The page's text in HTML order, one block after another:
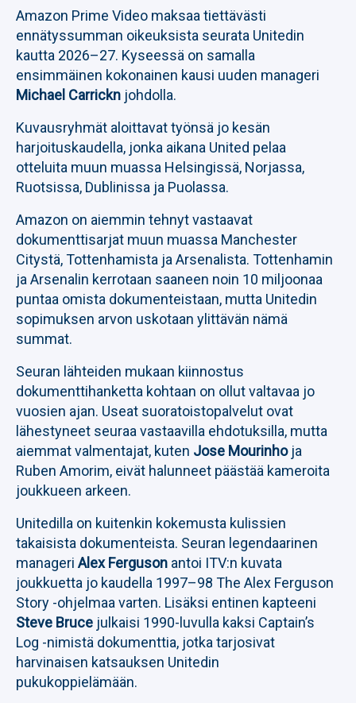
Amazon Prime Video maksaa tiettävästi
ennätyssumman oikeuksista seurata Unitedin
kautta 2026–27. Kyseessä on samalla
ensimmäinen kokonainen kausi uuden manageri
Michael Carrickn johdolla.
Kuvausryhmät aloittavat työnsä jo kesän
harjoituskaudella, jonka aikana United pelaa
otteluita muun muassa Helsingissä, Norjassa,
Ruotsissa, Dublinissa ja Puolassa.
Amazon on aiemmin tehnyt vastaavat
dokumenttisarjat muun muassa Manchester
Citystä, Tottenhamista ja Arsenalista. Tottenhamin
ja Arsenalin kerrotaan saaneen noin 10 miljoonaa
puntaa omista dokumenteistaan, mutta Unitedin
sopimuksen arvon uskotaan ylittävän nämä
summat.
Seuran lähteiden mukaan kiinnostus
dokumenttihanketta kohtaan on ollut valtavaa jo
vuosien ajan. Useat suoratoistopalvelut ovat
lähestyneet seuraa vastaavilla ehdotuksilla, mutta
aiemmat valmentajat, kuten Jose Mourinhoja
Ruben Amorim, eivät halunneet päästää kameroita
joukkueen arkeen.
Unitedilla on kuitenkin kokemusta kulissien
takaisista dokumenteista. Seuran legendaarinen
manageri Alex Ferguson antoi ITV:n kuvata
joukkuetta jo kaudella 1997–98 The Alex Ferguson
Story -ohjelmaa varten. Lisäksi entinen kapteeni
Steve Bruce julkaisi 1990-luvulla kaksi Captain’s
Log -nimistä dokumenttia, jotka tarjosivat
harvinaisen katsauksen Unitedin
pukukoppielämään.